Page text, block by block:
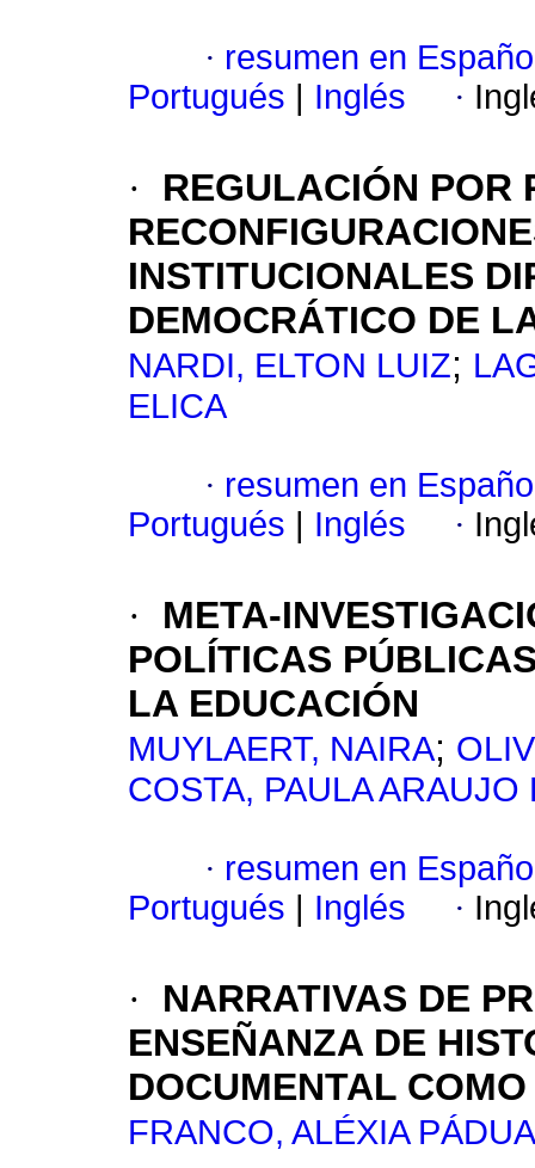
· resumen en
Portugués
Inglés ·
·
REGULACIÓN POR
INSTITUCIONALES
DEMOCRÁTICO DE
NARDI, ELTON LUIZ;
ELICA
· resumen en
Portugués
Inglés ·
·
META-
POLÍTICAS
LA EDUCACIÓN
MUYLAERT, NAIRA;
COSTA, PAULA ARAUJO
· resumen en
Portugués
Inglés ·
·
NARRATIVAS DE
ENSEÑANZA DE
DOCUMENTAL
FRANCO, ALÉXIA PÁDUA